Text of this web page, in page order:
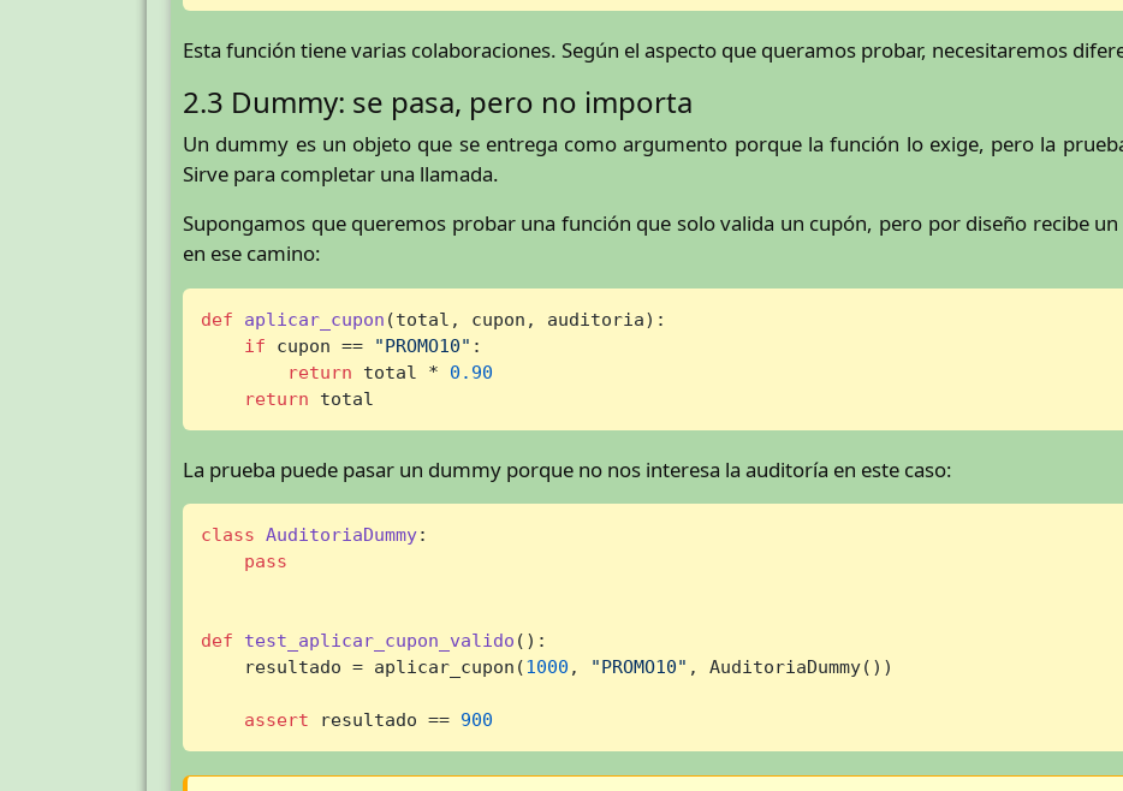
Esta función tiene varias colaboraciones. Según el aspecto que queramos probar, necesitaremos
2.3 Dummy: se pasa, pero no importa
Un dummy es un objeto que se entrega como argumento porque la función lo exige, pero la
Sirve para completar una llamada.
Supongamos que queremos probar una función que solo valida un cupón, pero por diseño recibe
en ese camino:
def aplicar_cupon (total, cupon, auditoria):
if cupon == "PROMO10" :
return total * 0.90
return total
La prueba puede pasar un dummy porque no nos interesa la auditoría en este caso:
class AuditoriaDummy:
pass
def test_aplicar_cupon_valido ():
    resultado = aplicar_cupon(
1000 , "PROMO10" , AuditoriaDummy())
assert resultado == 900